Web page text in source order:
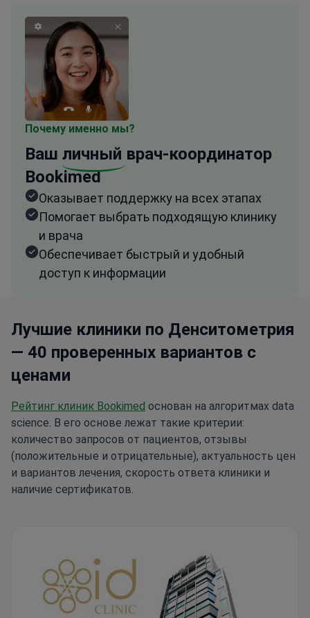
Почему именно мы?
Ваш личный врач-координатор
Bookimed
Оказывает поддержку на всех этапах
Помогает выбрать подходящую клинику
и врача
Обеспечивает быстрый и удобный
доступ к информации
Лучшие клиники по Денситометрия
— 40 проверенных вариантов с
ценами
Рейтинг клиник Bookimed основан на алгоритмах data
science. В его основе лежат такие критерии:
количество запросов от пациентов, отзывы
(положительные и отрицательные), актуальность цен
и вариантов лечения, скорость ответа клиники и
наличие сертификатов.